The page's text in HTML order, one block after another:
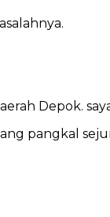
Depok.
pangkal